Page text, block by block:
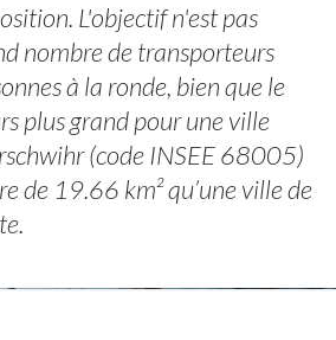
L'objectif n'est pas
nombre de transporteurs
à la ronde, bien que le
plus grand pour une ville
(code INSEE 68005)
de 19.66 km² qu’une ville de